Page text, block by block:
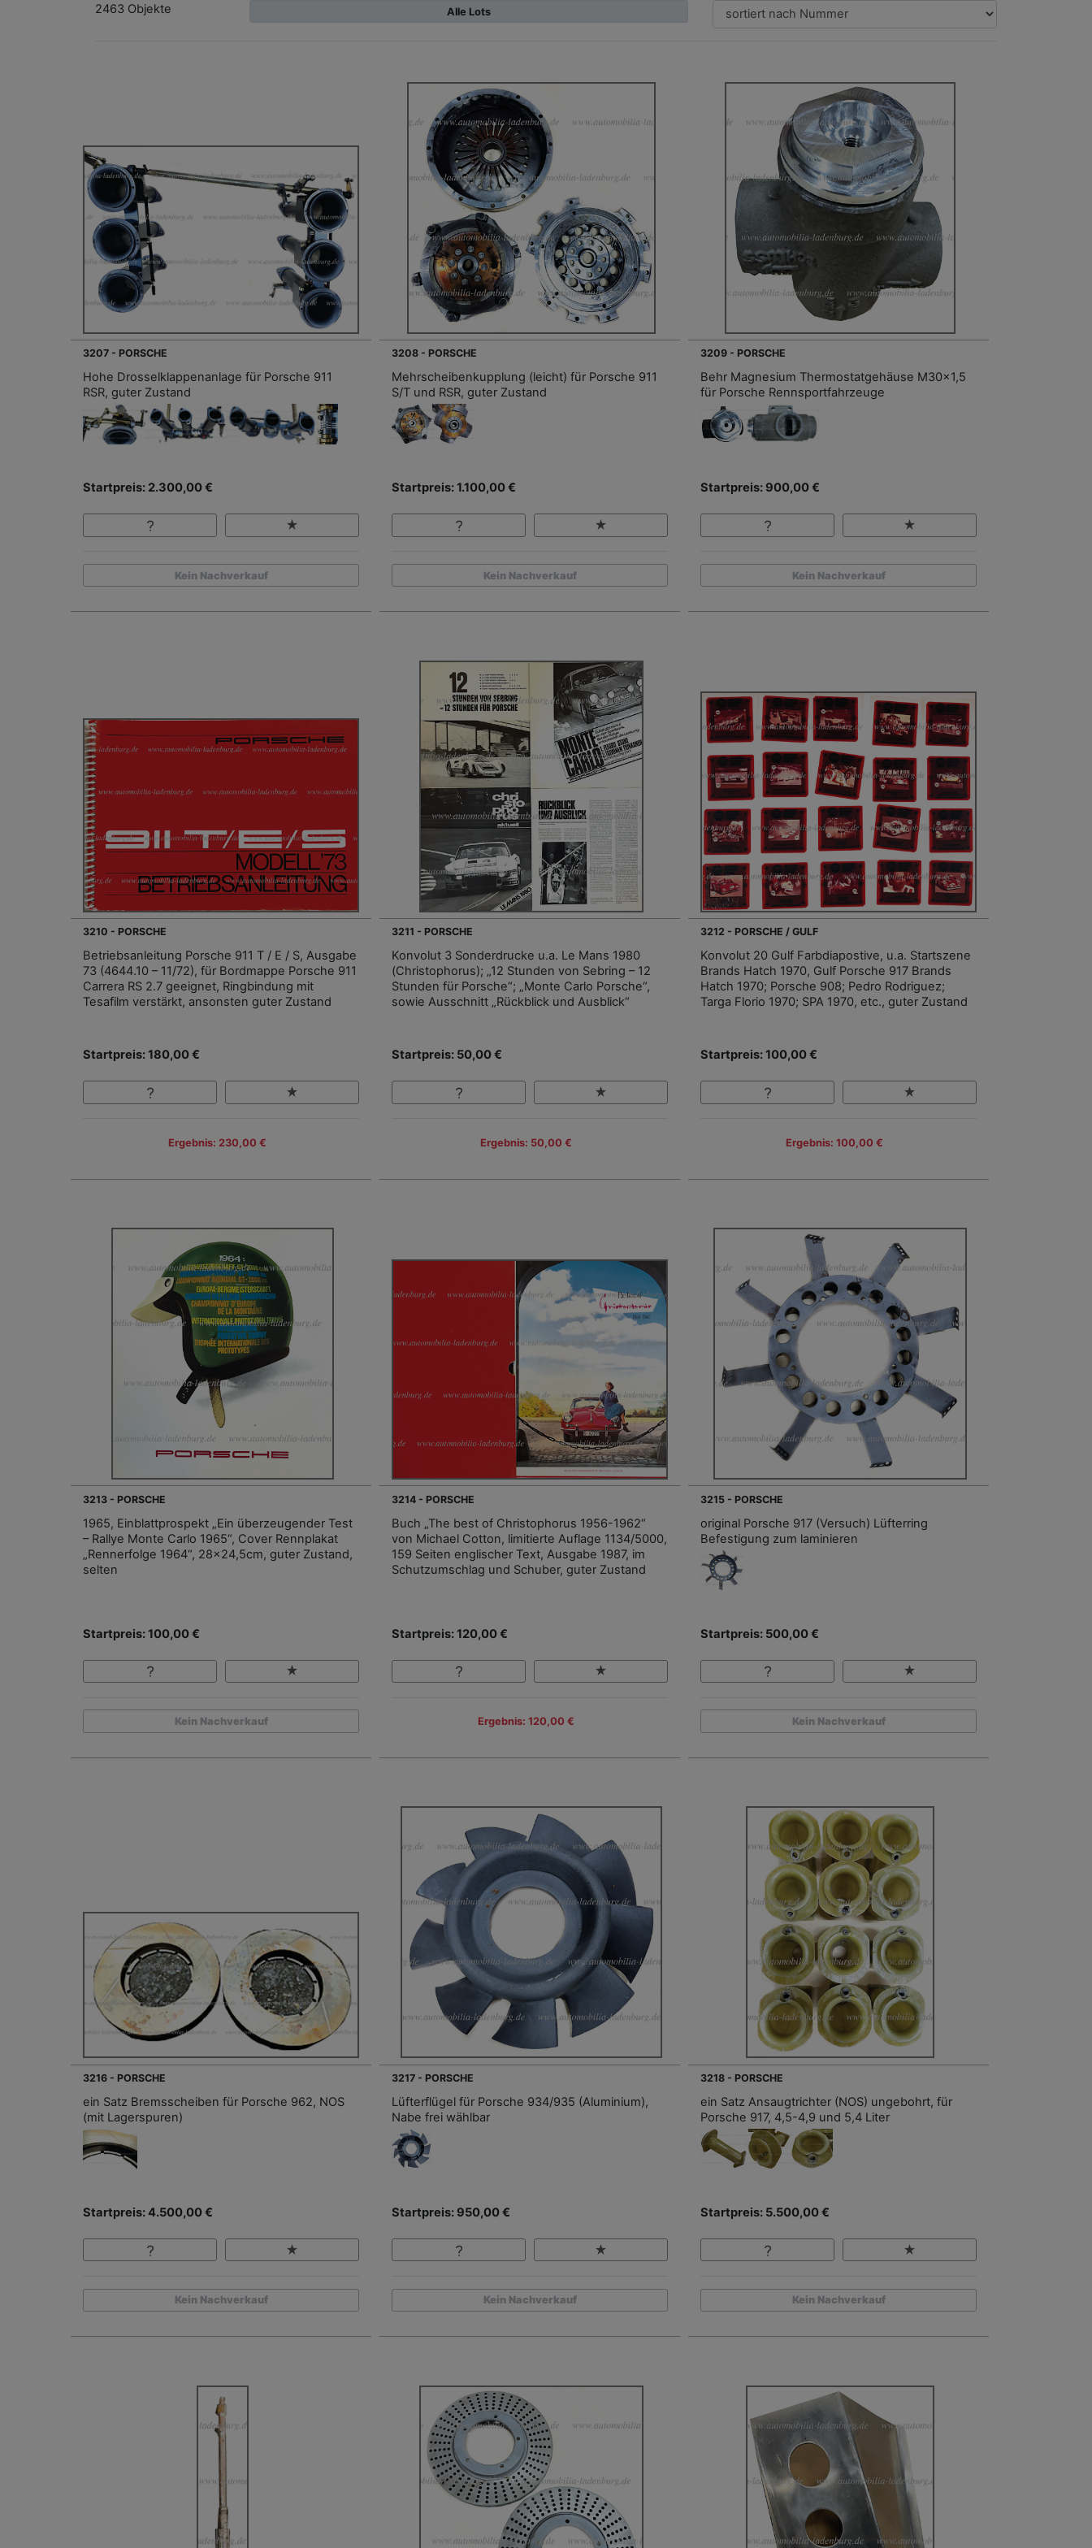
2463 Objekte Alle Lots
3207 - PORSCHE
Hohe Drosselklappenanlage für Porsche 911
RSR, guter Zustand
Startpreis: 2.300,00 €
Kein Nachverkauf
3208 - PORSCHE
Mehrscheibenkupplung (leicht) für Porsche 911
S/T und RSR, guter Zustand
Startpreis: 1.100,00 €
Kein Nachverkauf
3209 - PORSCHE
Behr Magnesium Thermostatgehäuse M30x1,5
für Porsche Rennsportfahrzeuge
Startpreis: 900,00 €
Kein Nachverkauf
3210 - PORSCHE
Betriebsanleitung Porsche 911 T / E / S, Ausgabe
73 (4644.10 – 11/72), für Bordmappe Porsche 911
Carrera RS 2.7 geeignet, Ringbindung mit
Tesafilm verstärkt, ansonsten guter Zustand
Startpreis: 180,00 €
Ergebnis: 230,00 €
3211 - PORSCHE
Konvolut 3 Sonderdrucke u.a. Le Mans 1980
(Christophorus); „12 Stunden von Sebring – 12
Stunden für Porsche“; „Monte Carlo Porsche“,
sowie Ausschnitt „Rückblick und Ausblick“
Startpreis: 50,00 €
Ergebnis: 50,00 €
3212 - PORSCHE / GULF
Konvolut 20 Gulf Farbdiapostive, u.a. Startszene
Brands Hatch 1970, Gulf Porsche 917 Brands
Hatch 1970; Porsche 908; Pedro Rodriguez;
Targa Florio 1970; SPA 1970, etc., guter Zustand
Startpreis: 100,00 €
Ergebnis: 100,00 €
3213 - PORSCHE
1965, Einblattprospekt „Ein überzeugender Test
– Rallye Monte Carlo 1965“, Cover Rennplakat
„Rennerfolge 1964“, 28x24,5cm, guter Zustand,
selten
Startpreis: 100,00 €
Kein Nachverkauf
3214 - PORSCHE
Buch „The best of Christophorus 1956-1962“
von Michael Cotton, limitierte Auflage 1134/5000,
159 Seiten englischer Text, Ausgabe 1987, im
Schutzumschlag und Schuber, guter Zustand
Startpreis: 120,00 €
Ergebnis: 120,00 €
3215 - PORSCHE
original Porsche 917 (Versuch) Lüfterring
Befestigung zum laminieren
Startpreis: 500,00 €
Kein Nachverkauf
3216 - PORSCHE
ein Satz Bremsscheiben für Porsche 962, NOS
(mit Lagerspuren)
Startpreis: 4.500,00 €
Kein Nachverkauf
3217 - PORSCHE
Lüfterflügel für Porsche 934/935 (Aluminium),
Nabe frei wählbar
Startpreis: 950,00 €
Kein Nachverkauf
3218 - PORSCHE
ein Satz Ansaugtrichter (NOS) ungebohrt, für
Porsche 917, 4,5-4,9 und 5,4 Liter
Startpreis: 5.500,00 €
Kein Nachverkauf